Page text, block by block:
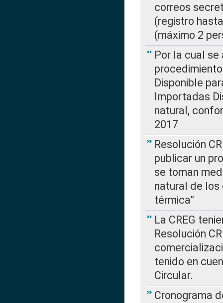
correos
(registro
(máximo 2
Por la cual
Disponible
Importadas
natural,
2017
Resolución
publicar un
se toman
natural de los
térmica”
La CREG
Resolución
tenido en
Circular.
Cronograma